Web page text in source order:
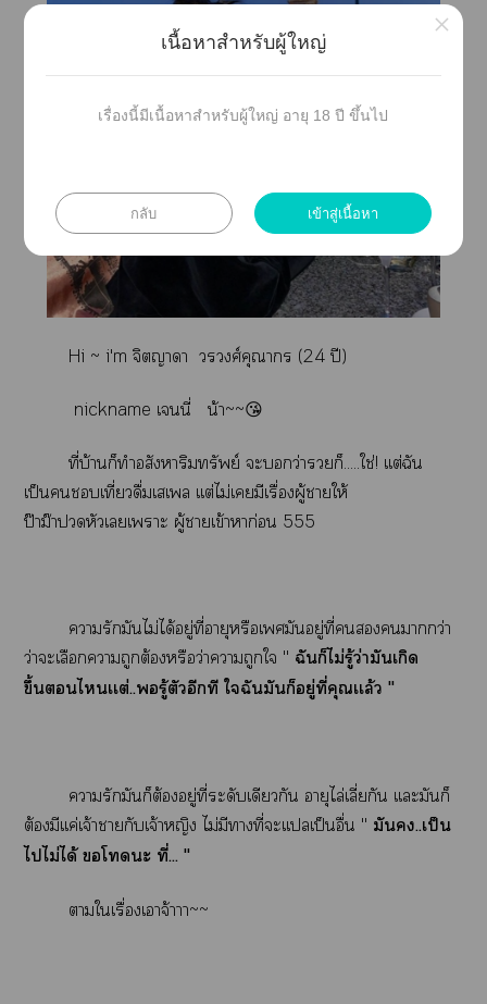
Hi ~ i'm จิตญาา วศ์คุณากร (24 ปี)
nickname เนี่ น้า~~😘
ที่บ้านก็ทำอสังหาริมทรัพย์ ะว่าก็.....ใช่! เเต่ฉัน
เป็นเที่ยวดื่มเเ เเต่ไม่เมีเรื่องผู้าให้
ป๊าม๊าหัวเเาะ ผู้าเข้าหาก่อน 555
ารักมันไม่ได้อยู่ที่อายุหรือเมันอยู่ที่ากว่า
ว่าะเลือกาถูกต้องหรือว่าาถูกใ " ฉันก็ไม่รู้ว่ามันเกิด
ขึ้นไเเต่..รู้ตัวอีกที ใฉันมันก็อยู่ที่คุณเเล้ว "
ารักมันก็ต้องอยู่ที่ระดับเดียวกัน อายุไล่เลี่ยกัน เเะมันก็
ต้องมีเเค่เจ้าากับเจ้าหญิง ไม่มีาที่ะเเเป็นอื่น " มัน..เป็น
ไไม่ได้ โดะ ที่... "
าใเรื่องเาจ้าาา~~
เนื้อหาสำหรับผู้ใหญ่
เรื่องนี้มีเนื้อหาสำหรับผู้ใหญ่ อายุ 18 ปี ขึ้นไป
กลับ เข้าสู่เนื้อหา
×